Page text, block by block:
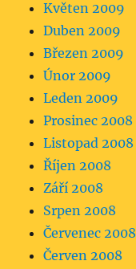
Květen 2009
Duben 2009
Březen 2009
Únor 2009
Leden 2009
Prosinec 2008
Listopad 2008
Říjen 2008
Září 2008
Srpen 2008
Červenec 2008
Červen 2008